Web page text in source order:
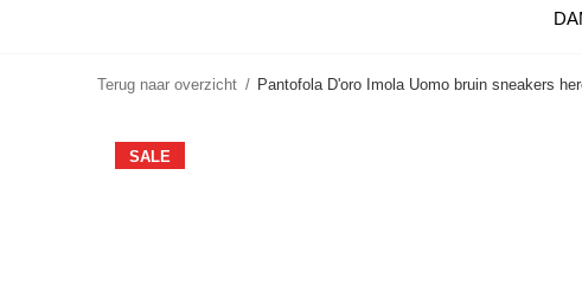
Terug naar overzicht Pantofola D'oro Imola Uomo bruin sneakers
SALE